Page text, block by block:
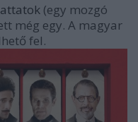
(egy mozgó
még egy. A magyar
fel.